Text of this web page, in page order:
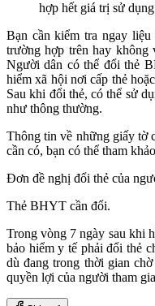
hợp hết giá trị sử
Bạn cần kiểm tra ngay
trường hợp trên hay
Người dân có thể đổi thẻ
hiểm xã hội nơi cấp thẻ
Sau khi đổi thẻ, có thể sử
như thông thường.
Thông tin về những giấy tờ
cần có, bạn có thể tham
Đơn đề nghị đổi thẻ của
Thẻ BHYT cần đổi.
Trong vòng 7 ngày sau khi
bảo hiểm y tế phải đổi thẻ
dù đang trong thời gian
quyền lợi của người tham